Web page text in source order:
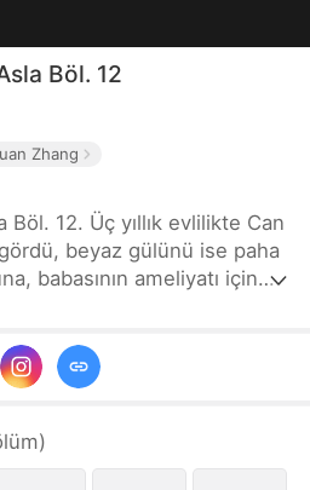
Böl. 12
Zhang
Böl. 12. Üç yıllık evlilikte Can
beyaz gülünü ise paha
babasının ameliyatı için
artık istemeyen Suna
gözleri doldu ve titreyerek
)